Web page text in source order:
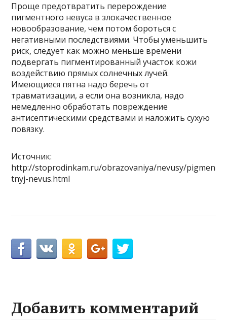
Проще предотвратить перерождение
пигментного невуса в злокачественное
новообразование, чем потом бороться с
негативными последствиями. Чтобы уменьшить
риск, следует как можно меньше времени
подвергать пигментированный участок кожи
воздействию прямых солнечных лучей.
Имеющиеся пятна надо беречь от
травматизации, а если она возникла, надо
немедленно обработать повреждение
антисептическими средствами и наложить сухую
повязку.
Источник:
http://stoprodinkam.ru/obrazovaniya/nevusy/pigmen
tnyj-nevus.html
Добавить комментарий